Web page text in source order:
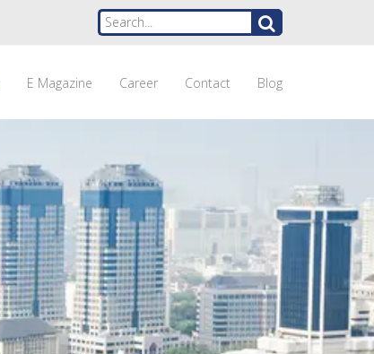
E Magazine Career Contact Blog